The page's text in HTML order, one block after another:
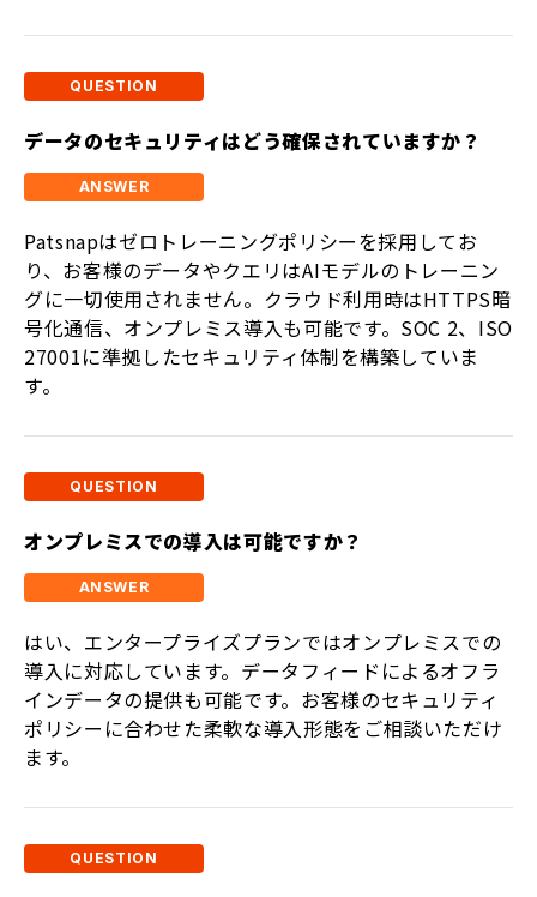
データのセキュリティはどう確保されていますか？
Patsnapはゼロトレーニングポリシーを採用してお
り、お客様のデータやクエリはAIモデルのトレーニン
グに一切使用されません。クラウド利用時はHTTPS暗
号化通信、オンプレミス導入も可能です。SOC 2、ISO
27001に準拠したセキュリティ体制を構築していま
す。
オンプレミスでの導入は可能ですか？
はい、エンタープライズプランではオンプレミスでの
導入に対応しています。データフィードによるオフラ
インデータの提供も可能です。お客様のセキュリティ
ポリシーに合わせた柔軟な導入形態をご相談いただけ
ます。